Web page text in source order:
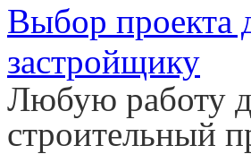
Выбор проекта
застройщику
Любую работу
строительный